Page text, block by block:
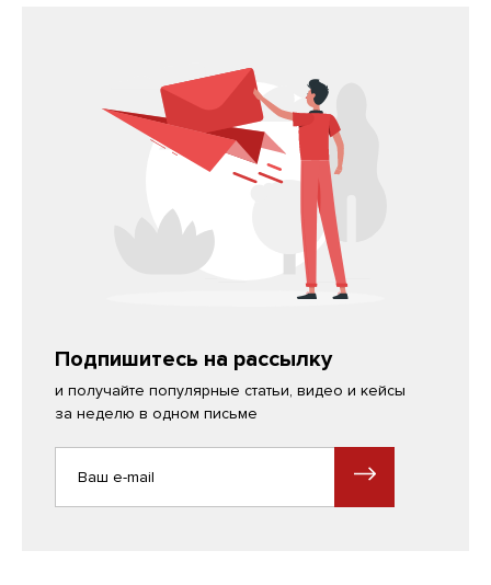
Подпишитесь на рассылку
и получайте популярные статьи, видео и кейсы
за неделю в одном письме